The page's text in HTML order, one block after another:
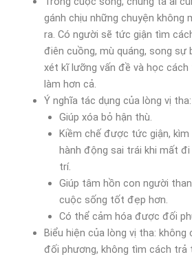
gánh chịu những chuyện không
ra. Có người sẽ tức giận tìm
điên cuồng, mù quáng, song sự
xét kĩ lưỡng vấn đề và học
làm hơn cả.
Ý nghĩa tác dụng của lòng vị tha:
Giúp xóa bỏ hận thù.
Kiềm chế được tức giận,
hành động sai trái khi mất
trí.
Giúp tâm hồn con người
cuộc sống tốt đẹp hơn.
Có thể cảm hóa được đối
Biểu hiện của lòng vị tha: không
đối phương, không tìm cách trả